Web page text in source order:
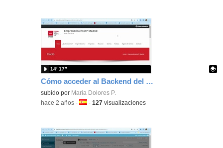
Cómo acceder al Backend del wordpress de emprendimiento
Contenido educativo.
subido por Maria Dolores P.
14′ 17″
-hace 2 años -Idioma:
-127 visualizaciones